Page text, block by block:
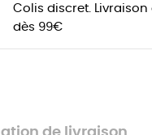
Colis discret.
dès 99€